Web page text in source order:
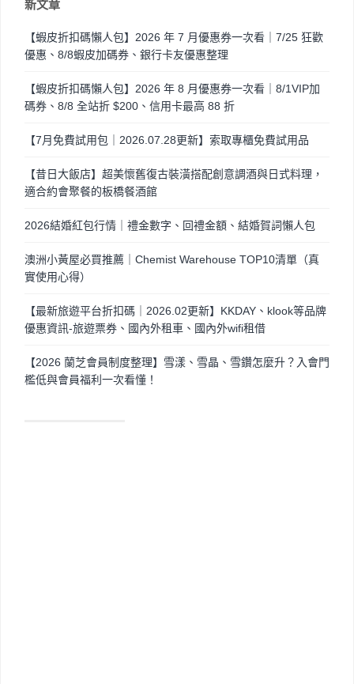
新文章
【蝦皮折扣碼懶人包】2026 年 7 月優惠券一次看｜7/25 狂歡
優惠、8/8蝦皮加碼券、銀行卡友優惠整理
【蝦皮折扣碼懶人包】2026 年 8 月優惠券一次看｜8/1VIP加
碼券、8/8 全站折 $200、信用卡最高 88 折
【7月免費試用包｜2026.07.28更新】索取專櫃免費試用品
【昔日大飯店】超美懷舊復古裝潢搭配創意調酒與日式料理，
適合約會聚餐的板橋餐酒館
2026結婚紅包行情｜禮金數字、回禮金額、結婚賀詞懶人包
澳洲小黃屋必買推薦｜Chemist Warehouse TOP10清單（真
實使用心得）
【最新旅遊平台折扣碼｜2026.02更新】KKDAY、klook等品牌
優惠資訊-旅遊票券、國內外租車、國內外wifi租借
【2026 蘭芝會員制度整理】雪漾、雪晶、雪鑽怎麼升？入會門
檻低與會員福利一次看懂！